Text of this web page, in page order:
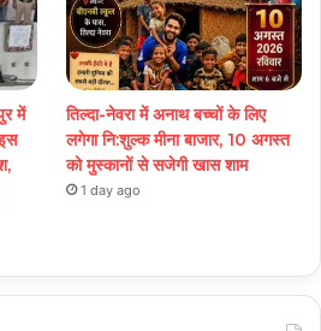
में
तिल्दा-नेवरा में अनाथ बच्चों के लिए
लगेगा नि:शुल्क मीना बाजार, 10 अगस्त
को मुस्कानों से सजेगी खास शाम
1 day ago